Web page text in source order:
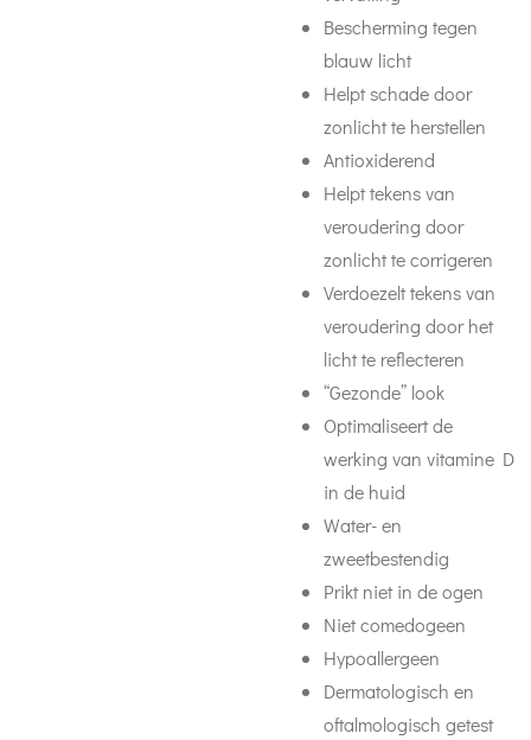
Bescherming tegen
blauw licht
Helpt schade door
zonlicht te herstellen
Antioxiderend
Helpt tekens van
veroudering door
zonlicht te corrigeren
Verdoezelt tekens van
veroudering door het
licht te reflecteren
“Gezonde” look
Optimaliseert de
werking van vitamine D
in de huid
Water- en
zweetbestendig
Prikt niet in de ogen
Niet comedogeen
Hypoallergeen
Dermatologisch en
oftalmologisch getest